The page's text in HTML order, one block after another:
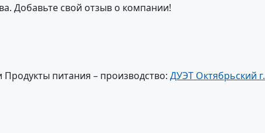
Добавьте свой отзыв о компании!
питания – производство: ДУЭТ Октябрьский г.